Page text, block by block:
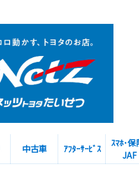
中古車 ｱﾌﾀｰｻｰﾋﾞｽ
ｽﾏﾎ･保
JAF